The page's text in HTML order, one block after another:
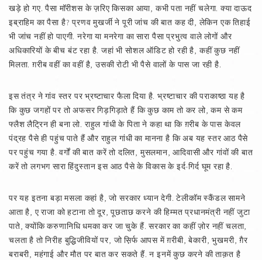
खड़े हो गए. पैसा मॉरीशस के ज़रिए किसका आया, कभी पता नहीं चलेगा. क्या दाऊद
इब्राहिम का पैसा है? प्रणव मुखर्जी ने पूरी जांच की बात कह दी, लेकिन एक तिहाई
भी जांच नहीं हो पाएगी. नरेगा या मनरेगा का सारा पैसा प्रभुत्व वाले लोगों और
अधिकारियों के बीच बंट रहा है. जहां भी सोशल ऑडिट हो रही है, कहीं कुछ नहीं
मिलता. ग़रीब वहीं का वहीं है, उसकी रोटी भी पैसे वालों के पास जा रही है.
इस तंत्र ने गांव स्तर पर भ्रष्टाचार फैला दिया है. भ्रष्टाचार की पराकाष्ठा यह है
कि कुछ जगहों पर तो अफसर गिड़गिड़ाते हैं कि कुछ काम तो कर लो, कम से कम
फ्लैश लैट्रिन ही बना लो. राहुल गांधी के पिता ने कहा था कि ग़रीब के पास केवल
पंद्रह पैसे ही पहुंच पाते हैं और राहुल गांधी का मानना है कि अब यह स्तर आठ पैसे
पर पहुंच गया है. वर्गों की बात करें तो दलित, मुसलमान, आदिवासी और गांवों की बात
करें तो लगभग सारा हिंदुस्तान इस आठ पैसे के विकास के इर्द-गिर्द घूम रहा है.
पर यह इतना बड़ा मसला कहां है, जो सरकार ध्यान देगी. टेलीकॉम स्कैंडल सामने
आता है, ए राजा को हटाना तो दूर, पूछताछ करने की हिम्मत प्रधानमंत्री नहीं जुटा
पाते, क्योंकि करुणानिधि धमका कर जा चुके हैं. सरकार का कहीं ज़ोर नहीं चलता,
चलता है तो निरीह बुद्धिजीवियों पर, जो स़िर्फ आपस में ग़रीबी, बेकारी, भुखमरी, ग़ैर
बराबरी, महंगाई और मौत पर बात कर सकते हैं. न इनमें कुछ करने की ताक़त है